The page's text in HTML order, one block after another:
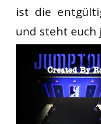
ist die
und steht euch